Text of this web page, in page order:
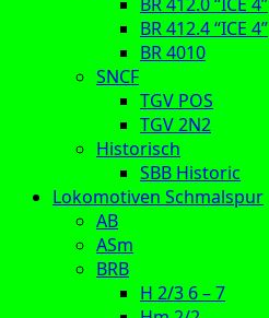
BR 412.4 “ICE 4”
BR 4010
SNCF
TGV POS
TGV 2N2
Historisch
SBB Historic
Lokomotiven Schmalspur
AB
ASm
BRB
H 2/3 6 – 7